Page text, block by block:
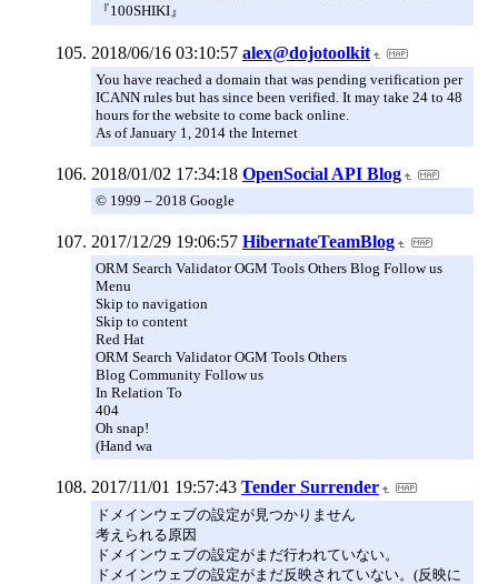
『100SHIKI』
2018/06/16 03:10:57 alex@dojotoolkit
You have reached a domain that was pending verification per
ICANN rules but has since been verified. It may take 24 to 48
hours for the website to come back online.
As of January 1, 2014 the Internet
2018/01/02 17:34:18 OpenSocial API Blog
© 1999 – 2018 Google
2017/12/29 19:06:57 HibernateTeamBlog
ORM Search Validator OGM Tools Others Blog Follow us
Menu
Skip to navigation
Skip to content
Red Hat
ORM Search Validator OGM Tools Others
Blog Community Follow us
In Relation To
404
Oh snap!
(Hand wa
2017/11/01 19:57:43 Tender Surrender
ドメインウェブの設定が見つかりません
考えられる原因
ドメインウェブの設定がまだ行われていない。
ドメインウェブの設定がまだ反映されていない。(反映に